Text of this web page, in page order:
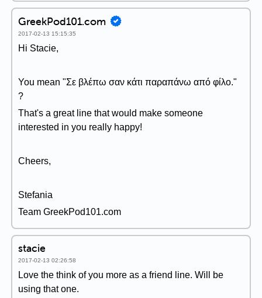
GreekPod101.com
2017-02-13 15:15:35
Hi Stacie,
You mean "Σε βλέπω σαν κάτι παραπάνω από φίλο."
?
That's a great line that would make someone
interested in you really happy!
Cheers,
Stefania
Team GreekPod101.com
stacie
2017-02-13 02:26:58
Love the think of you more as a friend line. Will be
using that one.